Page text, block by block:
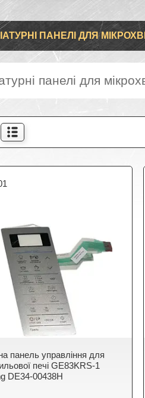
ПАНЕЛІ ДЛЯ
панелі для
панель управління для
печі GE83KRS-1
DE34-00438H